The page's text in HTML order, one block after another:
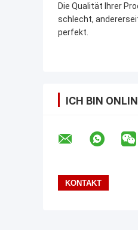
Die Qualität Ihrer
schlecht,
perfekt.
ICH BIN